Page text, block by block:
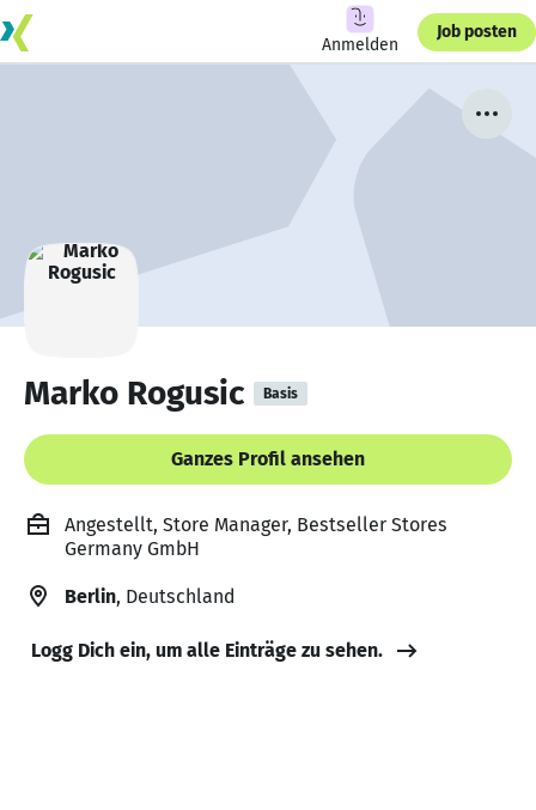
Anmelden
Job posten
Marko Rogusic Basis
Ganzes Profil ansehen
Angestellt, Store Manager, Bestseller Stores
Germany GmbH
Berlin, Deutschland
Logg Dich ein, um alle Einträge zu sehen.